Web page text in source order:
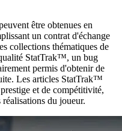
être obtenues en
un contrat d'échange
collections thématiques de
StatTrak™, un bug
permis d'obtenir de
Les articles StatTrak™
et de compétitivité,
du joueur.